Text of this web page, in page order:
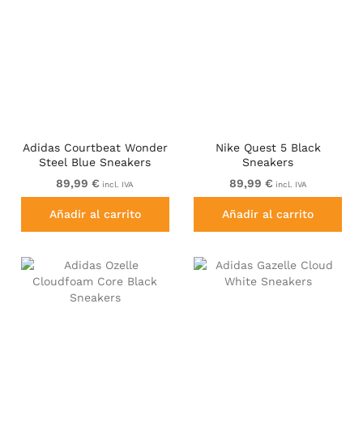
Adidas Courtbeat Wonder
Steel Blue Sneakers
89,99 € incl. IVA
Añadir al carrito
Nike Quest 5 Black
Sneakers
89,99 € incl. IVA
Añadir al carrito